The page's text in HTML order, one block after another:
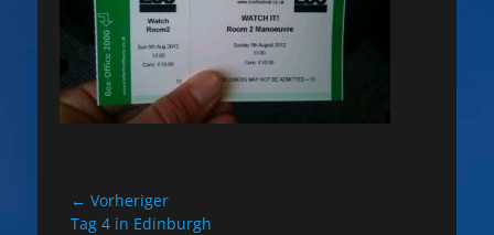
Beitragsnavigation
← Vorheriger
Vorheriger
Tag 4 in Edinburgh